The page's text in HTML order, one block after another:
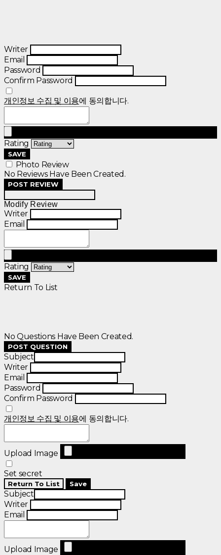
Writer
Email
Password
Confirm Password
개인정보 수집 및 이용에 동의합니다.
Rating
SAVE
Photo Review
No Reviews Have Been Created.
POST REVIEW
Modify Review
Writer
Email
Rating
SAVE
Return To List
No Questions Have Been Created.
POST QUESTION
Subject
Writer
Email
Password
Confirm Password
개인정보 수집 및 이용에 동의합니다.
Upload Image
Set secret
Return To List Save
Subject
Writer
Email
Upload Image